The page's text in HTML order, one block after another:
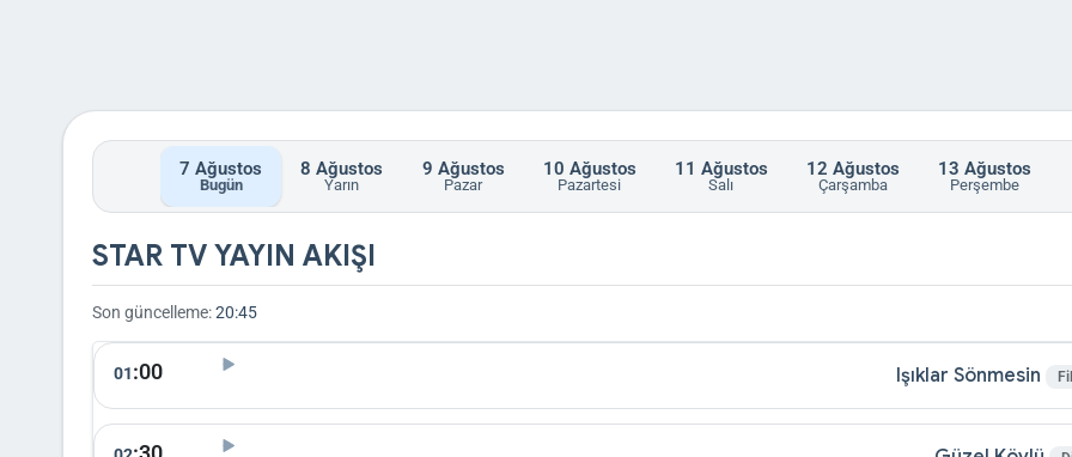
7Ağustos
Bugün
8Ağustos
Yarın
9 Ağustos
Pazar
10 Ağustos
Pazartesi
11 Ağustos
Salı
12 Ağustos
Çarşamba
13 Ağustos
Perşembe
STAR TV YAYIN AKIŞI
Son güncelleme:20:45
01:00 Işıklar Sönmesin